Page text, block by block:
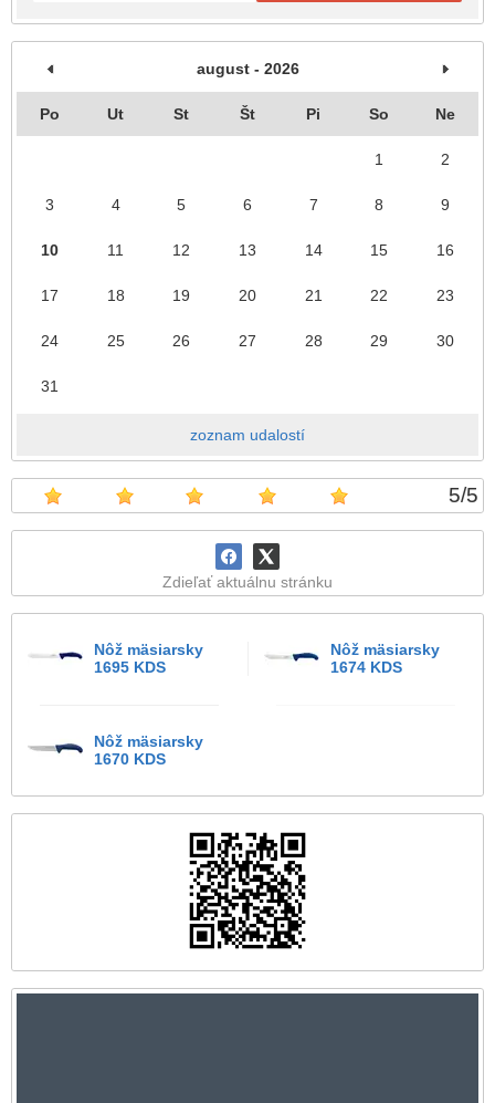
august - 2026
Po Ut St Št Pi So Ne
1 2
3 4 5 6 7 8 9
10 11 12 13 14 15 16
17 18 19 20 21 22 23
24 25 26 27 28 29 30
31
zoznam udalostí
5/5
Zdieľať aktuálnu stránku
Nôž mäsiarsky
1695 KDS
Nôž mäsiarsky
1674 KDS
Nôž mäsiarsky
1670 KDS